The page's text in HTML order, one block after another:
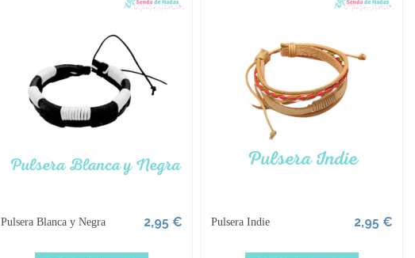
Pulsera Blanca y Negra 2,95 € Pulsera Indie 2,95 €